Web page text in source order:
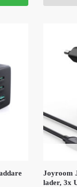
Joyroom
lader, 3x